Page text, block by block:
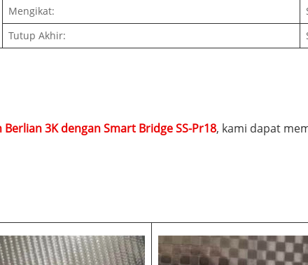
Mengikat:
Tutup Akhir:
3K dengan Smart Bridge SS-Pr18, kami dapat